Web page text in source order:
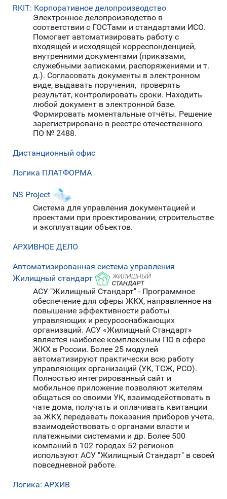
RKIT: Корпоративное делопроизводство
Электронное делопроизводство в
соответствии с ГОСТами и стандартами ИСО.
Помогает автоматизировать работу с
входящей и исходящей корреспонденцией,
внутренними документами (приказами,
служебными записками, распоряжениями и т.
д.). Согласовать документы в электронном
виде, выдавать поручения, проверять
результат, контролировать сроки. Находить
любой документ в электронной базе.
Формировать моментальные отчёты. Решение
зарегистрировано в реестре отечественного
ПО № 2488.
Дистанционный офис
Логика ПЛАТФОРМА
NS Project
Система для управления документацией и
проектами при проектировании, строительстве
и эксплуатации объектов.
АРХИВНОЕ ДЕЛО
Автоматизированная система управления
Жилищный стандарт
АСУ "Жилищный Стандарт" - Программное
обеспечение для сферы ЖКХ, направленное на
повышение эффективности работы
управляющих и ресурсоснабжающих
организаций. АСУ «Жилищный Стандарт»
является наиболее комплексным ПО в сфере
ЖКХ в России. Более 25 модулей
автоматизируют практически всю работу
управляющих организаций (УК, ТСЖ, РСО).
Полностью интегрированный сайт и
мобильное приложение позволяют жителям
общаться со своими УК, взаимодействовать в
чате дома, получать и оплачивать квитанции
за ЖКУ, передавать показания приборов учета,
взаимодействовать с органами власти и
платежными системами и др. Более 500
компаний в 102 городах 52 регионов
используют АСУ "Жилищный Стандарт" в своей
повседневной работе.
Логика: АРХИВ